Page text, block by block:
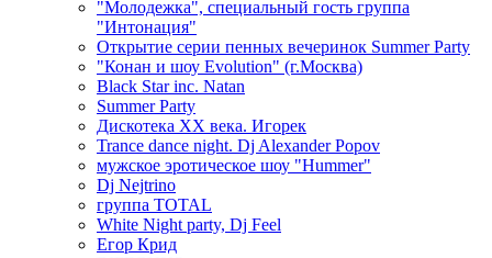
"Молодежка", специальный гость группа
"Интонация"
Открытие серии пенных вечеринок Summer Party
"Конан и шоу Evolution" (г.Москва)
Black Star inc. Natan
Summer Party
Дискотека ХХ века. Игорек
Trance dance night. Dj Alexander Popov
мужское эротическое шоу "Hummer"
Dj Nejtrino
группа TOTAL
White Night party, Dj Feel
Егор Крид